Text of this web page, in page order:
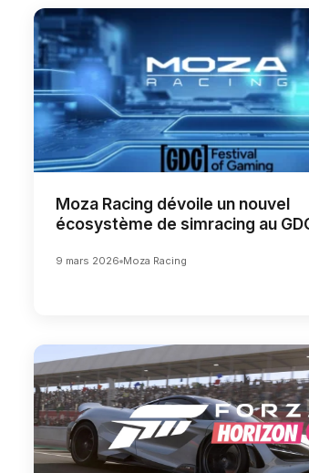
Moza Racing dévoile un nouvel
écosystème de simracing au
9 mars 2026 Moza Racing